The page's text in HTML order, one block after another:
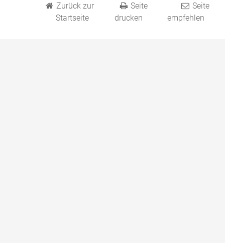
Zurück zur
Startseite
Seite
drucken
Seite
empfehlen